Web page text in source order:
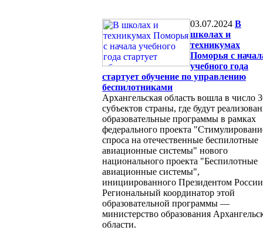
03.07.2024 В
школах и
техникумах
Поморья с
учебного года
стартует обучение по управлению
беспилотниками
Архангельская область вошла в число
субъектов страны, где будут
образовательные программы в рамках
федерального проекта
спроса на отечественные беспилотные
авиационные системы" нового
национального проекта "Беспилотные
авиационные системы",
инициированного Президентом
Региональный координатор этой
образовательной программы —
министерство образования
области.